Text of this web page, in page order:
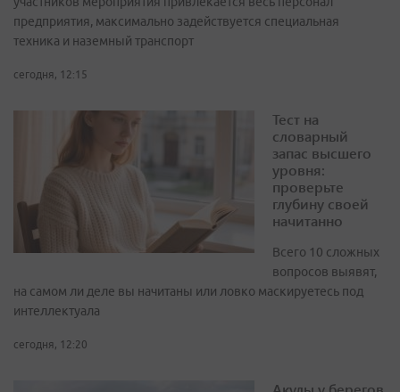
предприятия, максимально задействуется специальная
техника и наземный транспорт
сегодня, 12:15
Тест на
словарный
запас высшего
уровня:
проверьте
глубину своей
начитанно
Всего 10 сложных
вопросов выявят,
на самом ли деле вы начитаны или ловко маскируетесь под
интеллектуала
сегодня, 12:20